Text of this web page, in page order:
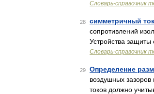
Словарь-справочник
28 симметричный
сопротивлений
Устройства
Словарь-справочник
29 Определение
воздушных зазоров
токов должно